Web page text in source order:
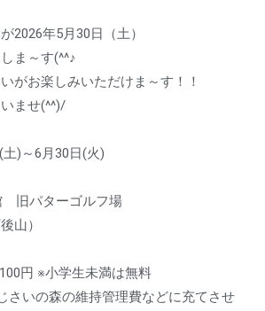
2026年5月30日（土）
ま～す(^^♪
がお楽しみいただけま～す！！
ませ(^^)/
)～6月30日(火)
旧パターゴルフ場
山）
円 ※小学生未満は無料
さいの森の維持管理費などに充てさせ